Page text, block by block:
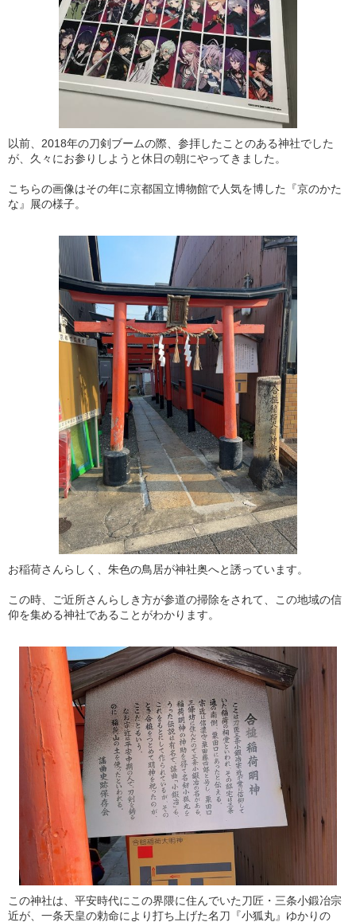
以前、2018年の刀剣ブームの際、参拝したことのある神社でした
が、久々にお参りしようと休日の朝にやってきました。
こちらの画像はその年に京都国立博物館で人気を博した『京のかた
な』展の様子。
お稲荷さんらしく、朱色の鳥居が神社奥へと誘っています。
この時、ご近所さんらしき方が参道の掃除をされて、この地域の信
仰を集める神社であることがわかります。
この神社は、平安時代にこの界隈に住んでいた刀匠・三条小鍛冶宗
近が、一条天皇の勅命により打ち上げた名刀『小狐丸』ゆかりの